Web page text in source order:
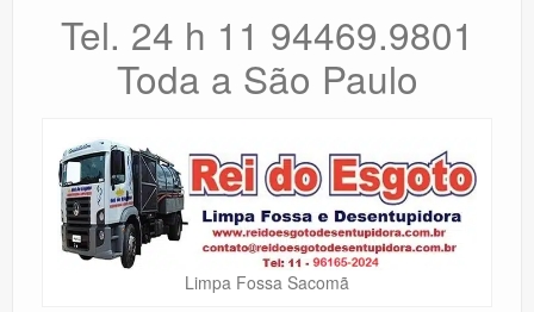
Tel. 24 h 11 94469.9801
Toda a São Paulo
Limpa Fossa Sacomã